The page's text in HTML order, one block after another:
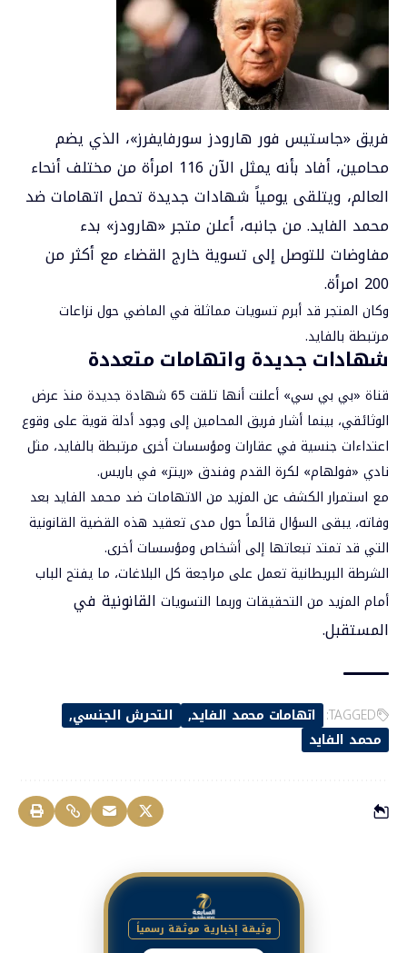
فريق «جاستيس فور هارودز سورفايفرز»، الذي يضم
محامين، أفاد بأنه يمثل الآن 116 امرأة من مختلف أنحاء
العالم، ويتلقى يومياً شهادات جديدة تحمل اتهامات ضد
محمد الفايد. من جانبه، أعلن متجر «هارودز» بدء
مفاوضات للتوصل إلى تسوية خارج القضاء مع أكثر من
200 امرأة.
وكان المتجر قد أبرم تسويات مماثلة في الماضي حول نزاعات
مرتبطة بالفايد.
شهادات جديدة واتهامات متعددة
قناة «بي بي سي» أعلنت أنها تلقت 65 شهادة جديدة منذ عرض
الوثائقي، بينما أشار فريق المحامين إلى وجود أدلة قوية على وقوع
اعتداءات جنسية في عقارات ومؤسسات أخرى مرتبطة بالفايد، مثل
نادي «فولهام» لكرة القدم وفندق «ريتز» في باريس.
مع استمرار الكشف عن المزيد من الاتهامات ضد محمد الفايد بعد
وفاته، يبقى السؤال قائماً حول مدى تعقيد هذه القضية القانونية
التي قد تمتد تبعاتها إلى أشخاص ومؤسسات أخرى.
الشرطة البريطانية تعمل على مراجعة كل البلاغات، ما يفتح الباب
أمام المزيد من التحقيقات وربما التسويات القانونية في
المستقبل.
TAGGED: اتهامات محمد الفايد
التحرش الجنسي
محمد الفايد
وثيقة إخبارية موثقة رسمياً